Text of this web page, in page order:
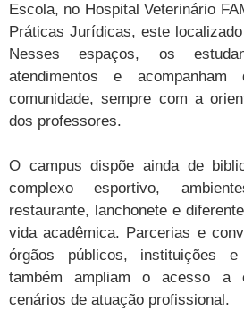
Escola, no Hospital Veterinário
Práticas Jurídicas, este
Nesses espaços, os
atendimentos e
comunidade, sempre com a
dos professores.
O campus dispõe ainda de
complexo esportivo,
restaurante, lanchonete e
vida acadêmica. Parcerias e
órgãos públicos, instituições
também ampliam o acesso a
cenários de atuação profissional.